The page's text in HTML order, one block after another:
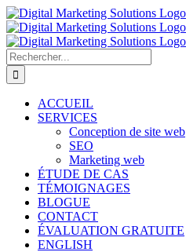
Passer
au
contenu
Rechercher:
ACCUEIL
SERVICES
Conception de site web
SEO
Marketing web
ÉTUDE DE CAS
TÉMOIGNAGES
BLOGUE
CONTACT
ÉVALUATION GRATUITE
ENGLISH